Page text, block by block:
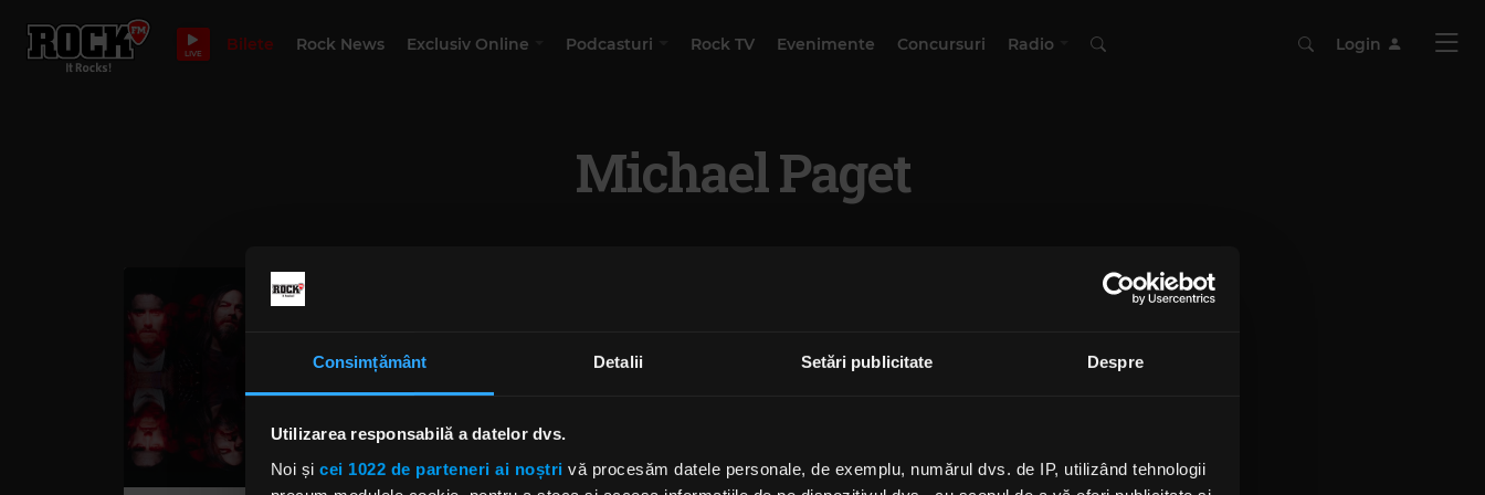
Consimțământ Detalii Setări publicitate Despre
Utilizarea responsabilă a datelor dvs.
Noi și cei 1022 de parteneri ai noștri vă procesăm datele personale, de exemplu, numărul dvs. de IP, utilizând tehnologii
LIVE Bilete Rock News Exclusiv Online Podcasturi Rock TV Evenimente Concursuri Radio Login
Michael Paget